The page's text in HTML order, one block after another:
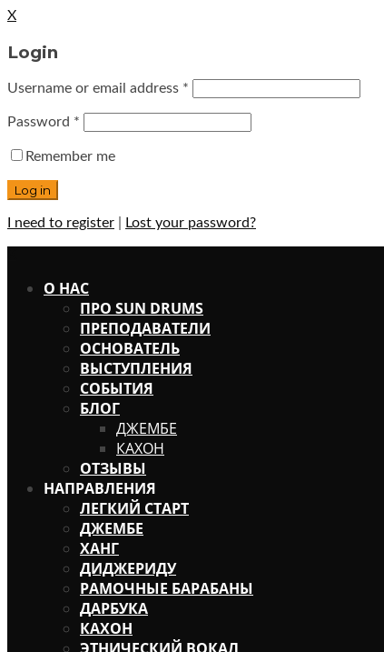
X
Login
Username or email address *
Password *
Remember me
I need to register Lost your password?
О НАС
ПРО SUN DRUMS
ПРЕПОДАВАТЕЛИ
ОСНОВАТЕЛЬ
ВЫСТУПЛЕНИЯ
СОБЫТИЯ
БЛОГ
ДЖЕМБЕ
КАХОН
ОТЗЫВЫ
НАПРАВЛЕНИЯ
ЛЕГКИЙ СТАРТ
ДЖЕМБЕ
ХАНГ
ДИДЖЕРИДУ
РАМОЧНЫЕ БАРАБАНЫ
ДАРБУКА
КАХОН